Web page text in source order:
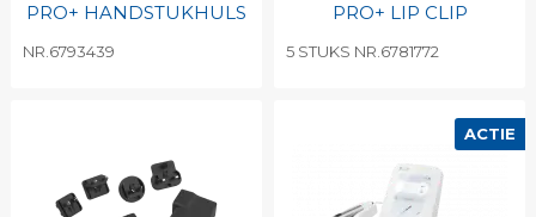
PRO+ HANDSTUKHULS
NR.6793439
PRO+ LIP CLIP
5 STUKS NR.6781772
ACTIE